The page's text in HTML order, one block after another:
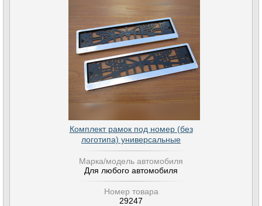
Комплект рамок под номер (без
логотипа) универсальные
Марка/модель автомобиля
Для любого автомобиля
Номер товара
29247